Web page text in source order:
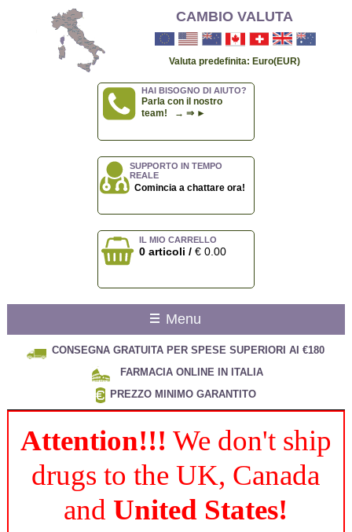
CAMBIO VALUTA
Valuta predefinita: Euro(EUR)
HAI BISOGNO DI AIUTO?
Parla con il nostro
team! → ⇒ ►
SUPPORTO IN TEMPO
REALE
Comincia a chattare ora!
IL MIO CARRELLO
0 articoli /€ 0.00
Menu
CONSEGNA GRATUITA PER SPESE SUPERIORI AI €180
FARMACIA ONLINE IN ITALIA
PREZZO MINIMO GARANTITO
Attention!!! We don't ship
drugs to the UK, Canada
and United States!